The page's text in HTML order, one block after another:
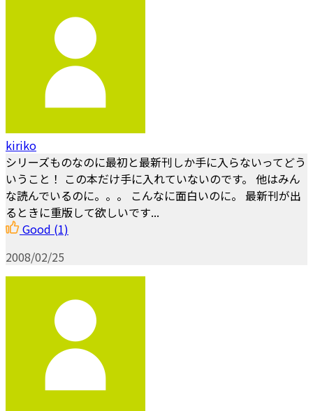
kiriko
シリーズものなのに最初と最新刊しか手に入らないってどう
いうこと！ この本だけ手に入れていないのです。 他はみん
な読んでいるのに。。。 こんなに面白いのに。 最新刊が出
るときに重版して欲しいです...
Good (1)
2008/02/25